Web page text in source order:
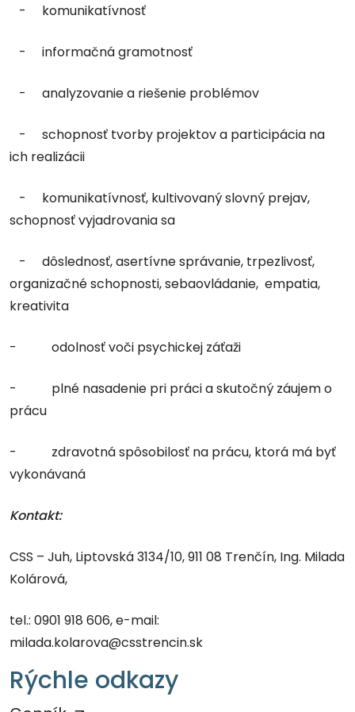
- komunikatívnosť
- informačná gramotnosť
- analyzovanie a riešenie problémov
- schopnosť tvorby projektov a participácia na
ich realizácii
- komunikatívnosť, kultivovaný slovný prejav,
schopnosť vyjadrovania sa
- dôslednosť, asertívne správanie, trpezlivosť,
organizačné schopnosti, sebaovládanie, empatia,
kreativita
- odolnosť voči psychickej záťaži
- plné nasadenie pri práci a skutočný záujem o
prácu
- zdravotná spôsobilosť na prácu, ktorá má byť
vykonávaná
Kontakt:
CSS – Juh, Liptovská 3134/10, 911 08 Trenčín, Ing. Milada
Kolárová,
tel.: 0901 918 606, e-mail:
milada.kolarova@csstrencin.sk
Rýchle odkazy